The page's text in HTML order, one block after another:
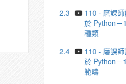
2.3
110 - 磨課
於 Python－
種類
2.4
110 - 磨課
於 Python－
範疇